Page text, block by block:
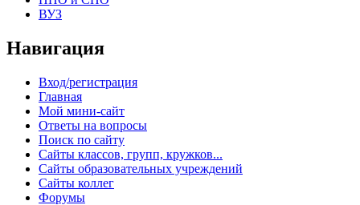
ВУЗ
Навигация
Вход/регистрация
Главная
Мой мини-сайт
Ответы на вопросы
Поиск по сайту
Сайты классов, групп, кружков...
Сайты образовательных учреждений
Сайты коллег
Форумы